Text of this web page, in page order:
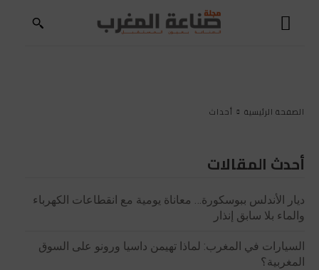
الصفحة الرئيسية أحداث
أحدث المقالات
ديار الأندلس ببوسكورة… معاناة يومية مع انقطاعات الكهرباء
والماء بلا سابق إنذار
السيارات في المغرب: لماذا تهيمن داسيا ورونو على السوق
المغربية؟